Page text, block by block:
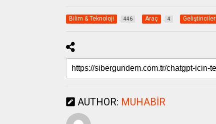
Bilim & Teknoloji 446 Araç 4 Geliştiriciler
AUTHOR: MUHABIR